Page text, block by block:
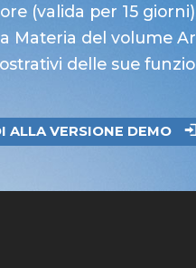
(valida per 15
Materia del volume
delle sue
ALLA VERSIONE DEMO